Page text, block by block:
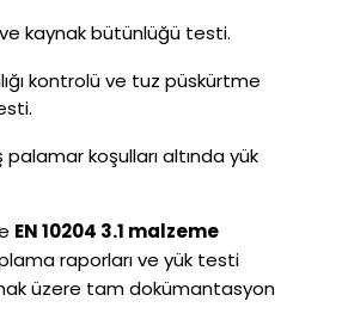
kaynak bütünlüğü testi.
kontrolü ve tuz püskürtme
koşulları altında yük
EN 10204 3.1 malzeme
raporları ve yük testi
üzere tam dokümantasyon